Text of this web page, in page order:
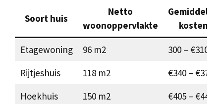
Soort huis
Netto
woonoppervlakte
Gemiddelde
kosten
Etagewoning 96 m2
300 – €310
Rijtjeshuis
118 m2
€340 – €375
Hoekhuis
150 m2
€405 – €440